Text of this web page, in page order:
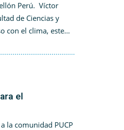
Perú. Víctor
de Ciencias y
con el clima, este…
el
la comunidad PUCP